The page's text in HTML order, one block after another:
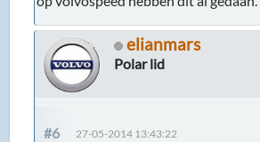
elianmars
Polar lid
#6 27-05-2014 13:43:22